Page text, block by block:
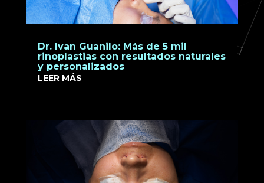
Dr. Ivan Guanilo: Más de 5 mil
rinoplastias con resultados naturales
y personalizados
LEER MÁS